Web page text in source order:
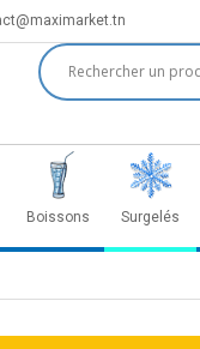
Boissons Surgelés